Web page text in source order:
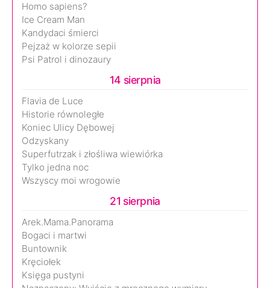
Homo sapiens?
Ice Cream Man
Kandydaci śmierci
Pejzaż w kolorze sepii
Psi Patrol i dinozaury
14 sierpnia
Flavia de Luce
Historie równoległe
Koniec Ulicy Dębowej
Odzyskany
Superfutrzak i złośliwa wiewiórka
Tylko jedna noc
Wszyscy moi wrogowie
21 sierpnia
Arek.Mama.Panorama
Bogaci i martwi
Buntownik
Kręciołek
Księga pustyni